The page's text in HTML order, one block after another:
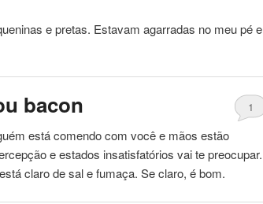
epretas. Estavam agarradas no meu pé e
bacon 1
estácomendocom você e mãos estão
e estados insatisfatórios vai te preocupar.
claro de sal e fumaça. Se claro, é bom.